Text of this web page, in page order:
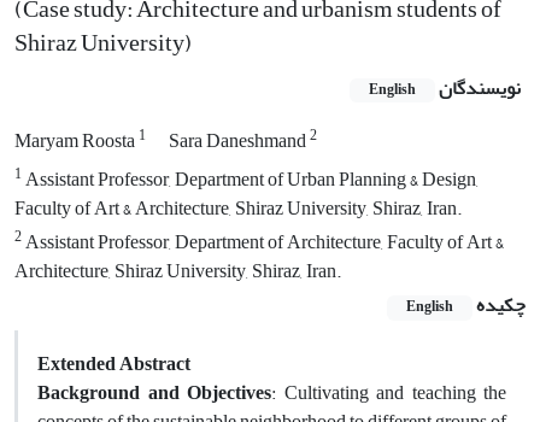
Shiraz University)
نویسندگان English
Maryam Roosta1 Sara Daneshmand2
1Assistant Professor, Department of Urban Planning & Design,
Faculty of Art & Architecture, Shiraz University, Shiraz, Iran.
2Assistant Professor, Department of Architecture, Faculty of Art &
Architecture, Shiraz University, Shiraz, Iran.
چکیده
English
Extended Abstract
Background and Objectives: Cultivating and teaching the